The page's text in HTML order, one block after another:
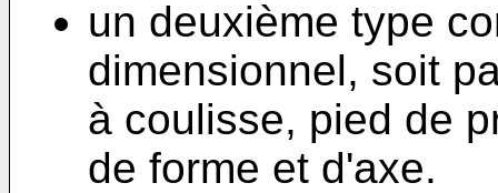
un deuxième type
dimensionnel, soit
à coulisse, pied de
de forme et d'axe.